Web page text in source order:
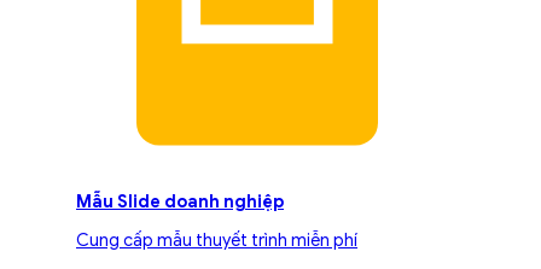
Mẫu Slide doanh nghiệp
Cung cấp mẫu thuyết trình miễn phí